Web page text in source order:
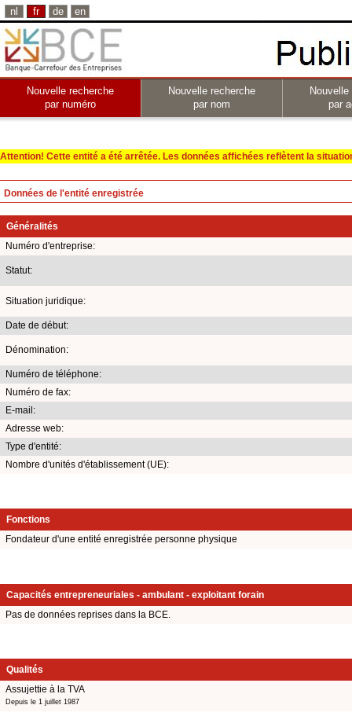
nl fr de en
Nouvelle recherche
par numéro
Nouvelle recherche
par nom
par
Attention! Cette entité a été arrêtée. Les données affichées reflètent la
Données de l'entité enregistrée
Généralités
Numéro d'entreprise:
Statut:
Situation juridique:
Date de début:
Dénomination:
Numéro de téléphone:
Numéro de fax:
E-mail:
Adresse web:
Type d'entité:
Nombre d'unités d'établissement (UE):
Fonctions
Fondateur d'une entité enregistrée personne physique
Capacités entrepreneuriales - ambulant - exploitant forain
Pas de données reprises dans la BCE.
Qualités
Assujettie à la TVA
Depuis le 1 juillet 1987